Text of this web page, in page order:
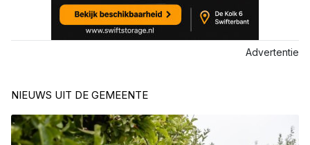
Advertentie
NIEUWS UIT DE GEMEENTE